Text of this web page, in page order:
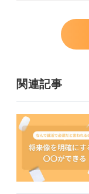
関連記事